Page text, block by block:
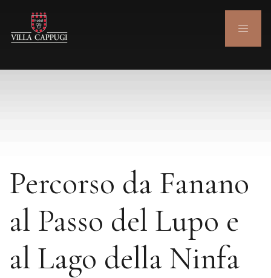
Percorso da Fanano
al Passo del Lupo e
al Lago della Ninfa